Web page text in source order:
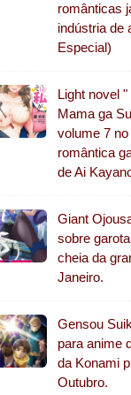
românticas
indústria de
Especial)
Light novel
Mama ga
volume 7
romântica
de Ai
Giant
sobre
cheia da
Janeiro.
Gensou
para anime
da Konami
Outubro.